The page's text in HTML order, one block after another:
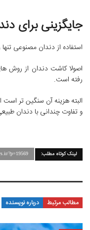
جایگزینی برای
استفاده از دندان مصنوعی
اصولا کاشت دندان از روش
رفته است.
البته هزینه آن سنگین تر
و تفاوت چندانی با دندان
لینک کوتاه مطلب: ?p=19569
مطالب مرتبط درباره نویسنده